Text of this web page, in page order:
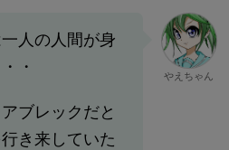
人の人間が身
・
ブレックだと
き来していた
やえちゃん